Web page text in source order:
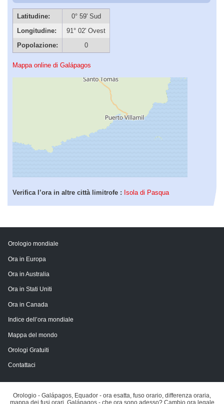
Latitudine:
0° 59' Sud
Longitudine:
91° 02' Ovest
Popolazione:
0
Mappa online di Galápagos
Verifica l’ora in altre città limitrofe : Isola di Pasqua
Orologio mondiale
Ora in Europa
Ora in Australia
Ora in Stati Uniti
Ora in Canada
Indice dell’ora mondiale
Mappa del mondo
Orologi Gratuiti
Contattaci
Orologio - Galápagos, Equador - ora esatta, fuso orario, differenza oraria,
mappa dei fusi orari. Galápagos - che ora sono adesso? Cambio ora legale